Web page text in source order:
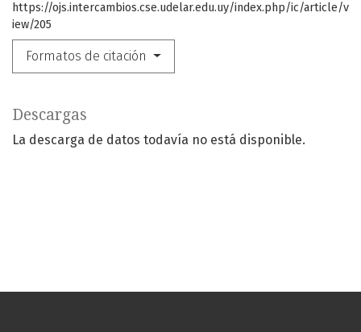
https://ojs.intercambios.cse.udelar.edu.uy/index.php/ic/article/v
iew/205
Formatos de citación
Descargas
La descarga de datos todavía no está disponible.